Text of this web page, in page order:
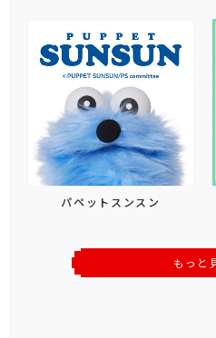
パペットスンスン
もっと